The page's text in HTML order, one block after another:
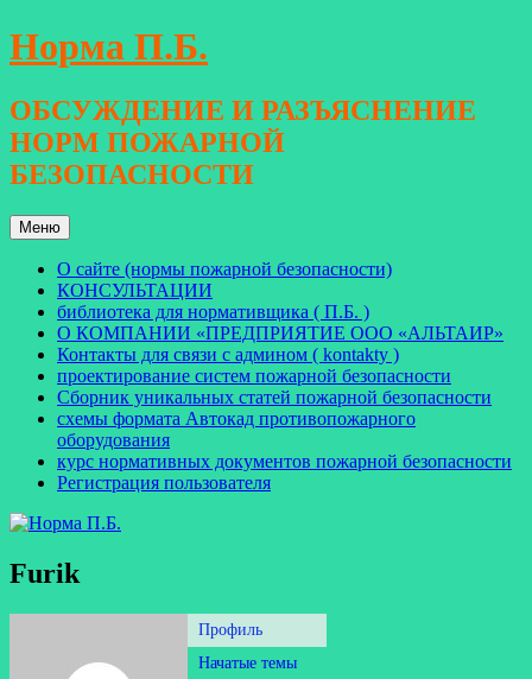
Перейти
к
Норма П.Б.
ОБСУЖДЕНИЕ И РАЗЪЯСНЕНИЕ
НОРМ ПОЖАРНОЙ
БЕЗОПАСНОСТИ
Меню
О сайте (нормы пожарной безопасности)
КОНСУЛЬТАЦИИ
библиотека для нормативщика ( П.Б. )
О КОМПАНИИ «ПРЕДПРИЯТИЕ ООО «АЛЬТАИР»
Контакты для связи с админом ( kontakty )
проектирование систем пожарной безопасности
Сборник уникальных статей пожарной безопасности
схемы формата Автокад противопожарного
оборудования
курс нормативных документов пожарной безопасности
Регистрация пользователя
Furik
Профиль
Начатые темы